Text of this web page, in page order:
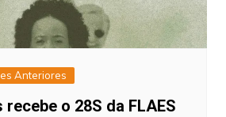
Anteriores
recebe o 28S da FLAES